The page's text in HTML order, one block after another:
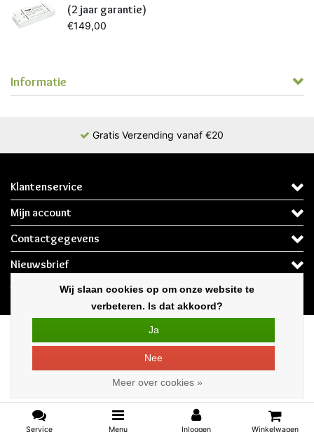
(2 jaar garantie)
€149,00
Informatie
Gratis Verzending vanaf €20
Klantenservice
Mijn account
Contactgegevens
Nieuwsbrief
Copyright © 2026 - Ledloods.nl | De webshop voor LED Verlichting & LED
Lampen | - All rights reserved - Theme by
Service Menu Inloggen Winkelwagen
Wij slaan cookies op om onze website te
verbeteren. Is dat akkoord?
Ja
Nee
Meer over cookies »